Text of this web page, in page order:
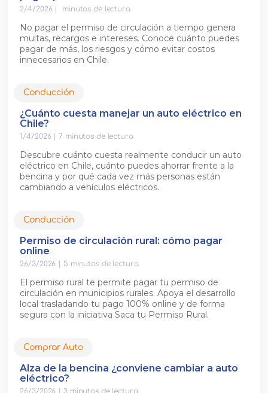
2/4/2026| minutos de lectura
No pagar el permiso de circulación a tiempo genera
multas, recargos e intereses. Conoce cuánto puedes
pagar de más, los riesgos y cómo evitar costos
innecesarios en Chile.
Conducción
¿Cuánto cuesta manejar un auto eléctrico en
Chile?
1/4/2026| 7 minutos de lectura
Descubre cuánto cuesta realmente conducir un auto
eléctrico en Chile, cuánto puedes ahorrar frente a la
bencina y por qué cada vez más personas están
cambiando a vehículos eléctricos.
Conducción
Permiso de circulación rural: cómo pagar
online
26/3/2026 5 minutos de lectura
El permiso rural te permite pagar tu permiso de
circulación en municipios rurales. Apoya el desarrollo
local trasladando tu pago 100% online y de forma
segura con la iniciativa Saca tu Permiso Rural.
Comprar Auto
Alza de la bencina ¿conviene cambiar a auto
eléctrico?
26/3/2026 3 minutos de lectura